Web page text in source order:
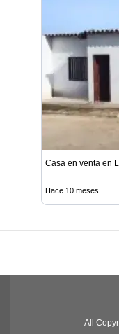
Casa en venta en
Hace 10 meses
All